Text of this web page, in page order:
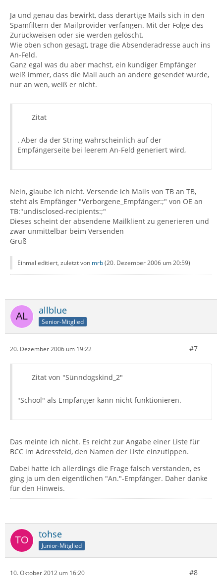
Ja und genau das bewirkt, dass derartige Mails sich in den
Spamfiltern der Mailprovider verfangen. Mit der Folge des
Zurückweisen oder sie werden gelöscht.
Wie oben schon gesagt, trage die Absenderadresse auch ins
An-Feld.
Ganz egal was du aber machst, ein kundiger Empfänger
weiß immer, dass die Mail auch an andere gesendet wurde,
nur an wen, weiß er nicht.
Zitat
. Aber da der String wahrscheinlich auf der
Empfängerseite bei leerem An-Feld generiert wird,
Nein, glaube ich nicht. Versende ich Mails von TB an TB,
steht als Empfänger "Verborgene_Empfänger:;" von OE an
TB:"undisclosed-recipients:;"
Dieses scheint der absendene Mailklient zu generieren und
zwar unmittelbar beim Versenden
Gruß
Einmal editiert, zuletzt von mrb(20. Dezember 2006 um 20:59)
allblue
Senior-Mitglied
20. Dezember 2006 um 19:22 #7
Zitat von "Sünndogskind_2"
"School" als Empfänger kann nicht funktionieren.
Das meinte ich nicht. Es reicht zur Angabe einer Liste für
BCC im Adressfeld, den Namen der Liste einzutippen.
Dabei hatte ich allerdings die Frage falsch verstanden, es
ging ja um den eigentlichen "An."-Empfänger. Daher danke
für den Hinweis.
tohse
Junior-Mitglied
10. Oktober 2012 um 16:20 #8